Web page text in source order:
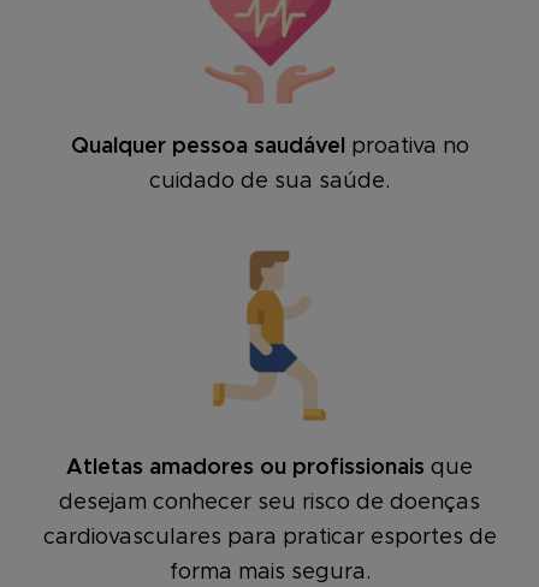
Qualquer pessoa saudável proativa no
cuidado de sua saúde.
Atletas amadores ou profissionais que
desejam conhecer seu risco de doenças
cardiovasculares para praticar esportes de
forma mais segura.